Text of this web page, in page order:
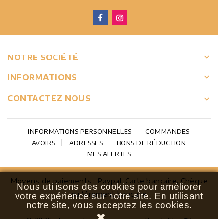
NOTRE SOCIÉTÉ keyboard_arrow_down
INFORMATIONS 
CONTACTEZ NOUS keyboard_arrow_down
INFORMATIONS PERSONNELLES
COMMANDES
AVOIRS
ADRESSES
BONS DE RÉDUCTION
MES ALERTES
Nous utilisons des cookies pour améliorer
votre expérience sur notre site. En utilisant
notre site, vous acceptez les cookies.
Moyens de paiements : Paypal, Carte bancaire, Chèque
ou Virement bancaire